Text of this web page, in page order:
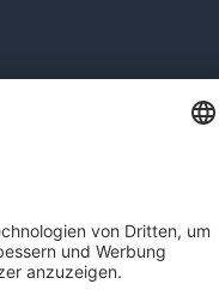
GmbH & Co. KG